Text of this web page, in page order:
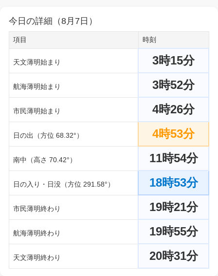
今日の詳細（8月7日）
項目 時刻
天文薄明始まり 3時15分
航海薄明始まり 3時52分
市民薄明始まり 4時26分
日の出（方位 68.32°） 4時53分
南中（高さ 70.42°） 11時54分
日の入り・日没（方位 291.58°） 18時53分
市民薄明終わり 19時21分
航海薄明終わり 19時55分
天文薄明終わり 20時31分